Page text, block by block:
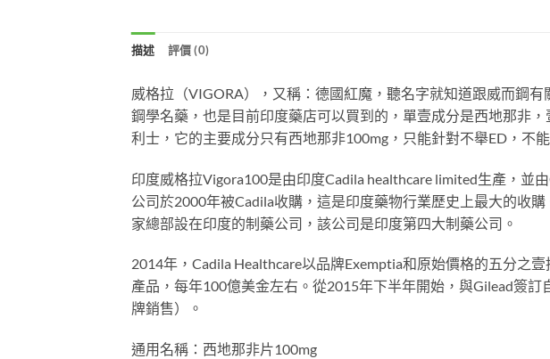
描述 評價 (0)
威格拉（VIGORA），又稱：德國紅魔，聽名字就知道跟威而鋼
鋼學名藥，也是目前印度藥店可以買到的，單壹成分是西地那非
利士，它的主要成分只有西地那非100mg，只能針對不舉ED，不
印度威格拉Vigora100是由印度Cadila healthcare limited生產，並
公司於2000年被Cadila收購，這是印度藥物行業歷史上最大的收
家總部設在印度的制藥公司，該公司是印度第四大制藥公司。
2014年，Cadila Healthcare以品牌Exemptia和原始價格的五分之
產品，每年100億美金左右。從2015年下半年開始，與Gilead簽
牌銷售）。
通用名稱：西地那非片100mg